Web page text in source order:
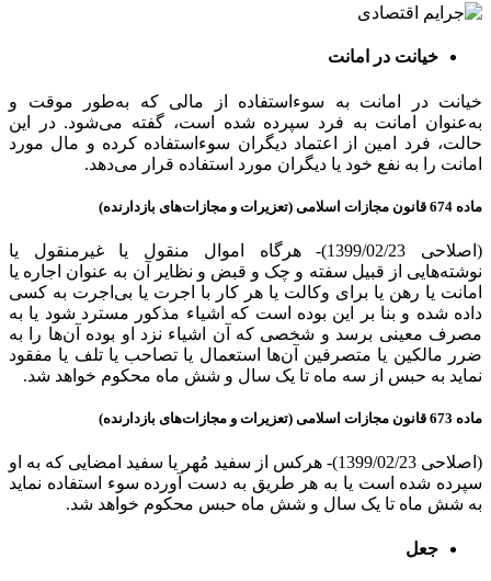
خیانت در امانت
خیانت در امانت به سوءاستفاده از مالی که به‌طور موقت و
به‌عنوان امانت به فرد سپرده شده است، گفته می‌شود. در این
حالت، فرد امین از اعتماد دیگران سوءاستفاده کرده و مال مورد
امانت را به نفع خود یا دیگران مورد استفاده قرار می‌دهد.
ماده 674 قانون مجازات اسلامی (تعزیرات و مجازات‌های بازدارنده)
(اصلاحی 1399/02/23)- هرگاه اموال منقول یا غیرمنقول یا
نوشته‌هایی از قبیل سفته و چک و قبض و نظایر آن به عنوان اجاره یا
امانت یا رهن یا برای و‌کالت یا هر کار با اجرت یا بی‌اجرت به کسی
داده شده و بنا بر این بوده است که اشیاء مذکور مسترد شود یا به
مصرف معینی برسد و شخصی که آن اشیاء نزد او بوده آن‌ها را به
ضرر مالکین یا متصرفین آن‌ها استعمال یا تصاحب یا تلف یا مفقود
نماید به حبس از سه ماه تا یک سال و شش ماه محکوم خواهد شد.
ماده 673 قانون مجازات اسلامی (تعزیرات و مجازات‌های بازدارنده)
(اصلاحی 1399/02/23)- هرکس از سفید مُهر یا سفید امضایی که به او
سپرده شده است یا به هر طریق به دست آو‌رده سوء استفاده نماید
به شش ماه تا یک سال و شش ماه حبس محکوم خواهد شد.
جعل